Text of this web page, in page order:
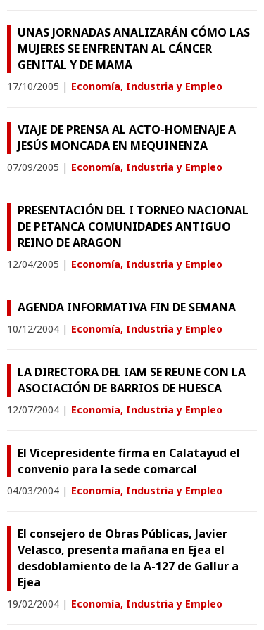
UNAS JORNADAS ANALIZARÁN CÓMO LAS
MUJERES SE ENFRENTAN AL CÁNCER
GENITAL Y DE MAMA
17/10/2005 | Economía, Industria y Empleo
VIAJE DE PRENSA AL ACTO-HOMENAJE A
JESÚS MONCADA EN MEQUINENZA
07/09/2005 | Economía, Industria y Empleo
PRESENTACIÓN DEL I TORNEO NACIONAL
DE PETANCA COMUNIDADES ANTIGUO
REINO DE ARAGON
12/04/2005 | Economía, Industria y Empleo
AGENDA INFORMATIVA FIN DE SEMANA
10/12/2004 | Economía, Industria y Empleo
LA DIRECTORA DEL IAM SE REUNE CON LA
ASOCIACIÓN DE BARRIOS DE HUESCA
12/07/2004 | Economía, Industria y Empleo
El Vicepresidente firma en Calatayud el
convenio para la sede comarcal
04/03/2004 | Economía, Industria y Empleo
El consejero de Obras Públicas, Javier
Velasco, presenta mañana en Ejea el
desdoblamiento de la A-127 de Gallur a
Ejea
19/02/2004 | Economía, Industria y Empleo